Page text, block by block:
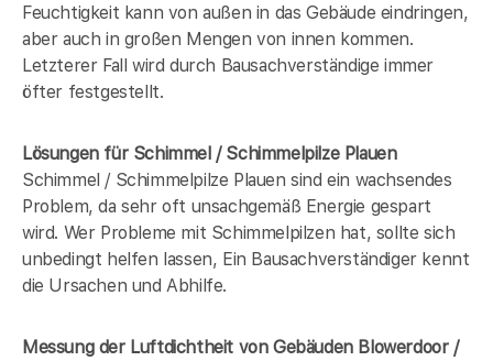
Feuchtigkeit kann von außen in das Gebäude eindringen,
aber auch in großen Mengen von innen kommen.
Letzterer Fall wird durch Bausachverständige immer
öfter festgestellt.
Lösungen für Schimmel / Schimmelpilze Plauen
Schimmel / Schimmelpilze Plauen sind ein wachsendes
Problem, da sehr oft unsachgemäß Energie gespart
wird. Wer Probleme mit Schimmelpilzen hat, sollte sich
unbedingt helfen lassen, Ein Bausachverständiger kennt
die Ursachen und Abhilfe.
Messung der Luftdichtheit von Gebäuden Blowerdoor /